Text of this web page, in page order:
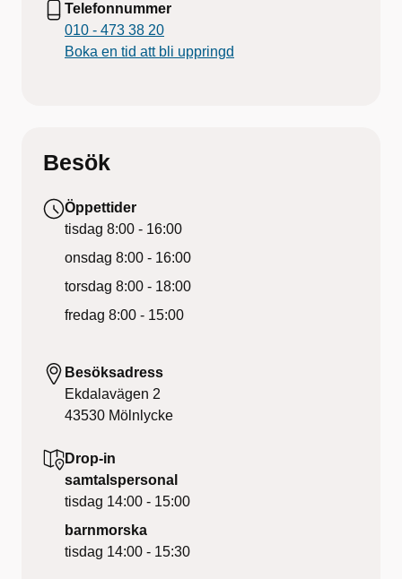
Telefonnummer
010 - 473 38 20
Boka en tid att bli uppringd
Besök
Öppettider
tisdag 8:00 - 16:00
onsdag 8:00 - 16:00
torsdag 8:00 - 18:00
fredag 8:00 - 15:00
Besöksadress
Ekdalavägen 2
43530 Mölnlycke
Drop-in
samtalspersonal
tisdag 14:00 - 15:00
barnmorska
tisdag 14:00 - 15:30